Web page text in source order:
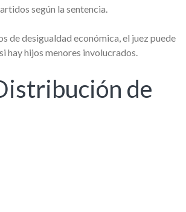
según la sentencia.
de desigualdad económica, el juez puede
hay hijos menores involucrados.
de